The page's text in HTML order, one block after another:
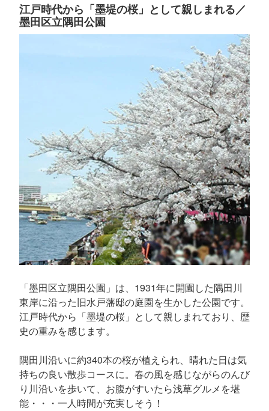
江戸時代から「墨堤の桜」として親しまれる／
墨田区立隅田公園
「墨田区立隅田公園」は、1931年に開園した隅田川
東岸に沿った旧水戸藩邸の庭園を生かした公園です。
江戸時代から「墨堤の桜」として親しまれており、歴
史の重みを感じます。
隅田川沿いに約340本の桜が植えられ、晴れた日は気
持ちの良い散歩コースに。春の風を感じながらのんび
り川沿いを歩いて、お腹がすいたら浅草グルメを堪
能・・・一人時間が充実しそう！